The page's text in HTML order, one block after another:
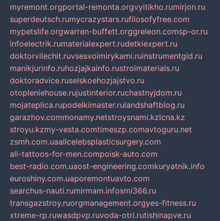
myremont.orgportal-remonta.orgvyitikho.rumirjon.ru
superdeutsch.rumycrazystars.rufilosofyfree.com
mypetslife.orgwarren-buffett.orggreleon.comsp-or.ru
infoelectrik.rumaterialexpert.rudetkiexpert.ru
doktorvilechit.ruvsesvoimirykami.ruinstrumentgid.ru
manikjurinfo.ruhozjajkainfo.rustroimaterials.ru
doktoradvice.ruselskoehozjajstvo.ru
otopleniehouse.rujustinterior.ruchastnyjdom.ru
mojateplica.rupodelkimaster.rulandshaftblog.ru
garazhov.commonamy.netstroysnami.kzlcna.kz
stroyu.kzmy-vesta.comtimeszp.comavtoguru.net
zsmh.com.uaallcelebsplasticsurgery.com
all-tattoos-for-men.compoisk-auto.com
best-radio.com.uaost-engineering.comkuryatnik.info
euroshiny.com.uaporemontuavto.com
searchus-nauti.rumirmam.infosmi366.ru
transgazstroy.ruorgmanagement.orgyes-fitness.ru
xtreme-rp.ruwasdpvp.ruvoda-otri.rutishinapve.ru